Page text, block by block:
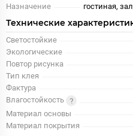
Назначение
гостиная,
Технические
Светостойкие
Экологические
Повтор рисунка
Тип клея
Фактура
Влагостойкость
Материал основы
Материал покрытия